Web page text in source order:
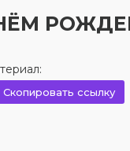
Скопировать ссылку